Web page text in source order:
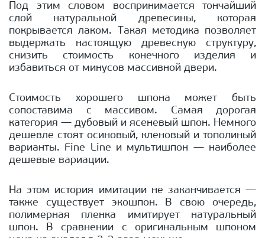
Под этим словом воспринимается тончайший
слой натуральной древесины, которая
покрывается лаком. Такая методика позволяет
выдержать настоящую древесную структуру,
снизить стоимость конечного изделия и
избавиться от минусов массивной двери.
Стоимость хорошего шпона может быть
сопоставима с массивом. Самая дорогая
категория — дубовый и ясеневый шпон. Немного
дешевле стоят осиновый, кленовый и тополиный
варианты. Fine Line и мультишпон — наиболее
дешевые вариации.
На этом история имитации не заканчивается —
также существует экошпон. В свою очередь,
полимерная пленка имитирует натуральный
шпон. В сравнении с оригинальным шпоном